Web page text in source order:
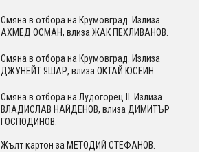
Смяна в отбора на Крумовград. Излиза
АХМЕД ОСМАН, влиза ЖАК ПЕХЛИВАНОВ.
Смяна в отбора на Крумовград. Излиза
ДЖУНЕЙТ ЯШАР, влиза ОКТАЙ ЮСЕИН.
Смяна в отбора на Лудогорец II. Излиза
ВЛАДИСЛАВ НАЙДЕНОВ, влиза ДИМИТЪР
ГОСПОДИНОВ.
Жълт картон за МЕТОДИЙ СТЕФАНОВ.